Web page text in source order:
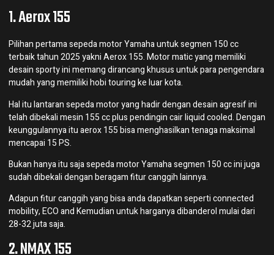
1. Aerox 155
Pilihan pertama sepeda motor Yamaha untuk segmen 150 cc
terbaik tahun 2025 yakni Aerox 155. Motor matic yang memiliki
desain sporty ini memang dirancang khusus untuk para pengendara
mudah yang memiliki hobi touring ke luar kota.
Hal itu lantaran sepeda motor yang hadir dengan desain agresif ini
telah dibekali mesin 155 cc plus pendingin cair liquid cooled. Dengan
keunggulannya itu aerox 155 bisa menghasilkan tenaga maksimal
mencapai 15 PS.
Bukan hanya itu saja sepeda motor Yamaha segmen 150 cc ini juga
sudah dibekali dengan beragam fitur canggih lainnya.
Adapun fitur canggih yang bisa anda dapatkan seperti connected
mobility, ECO and Kemudian untuk harganya dibanderol mulai dari
28-32 juta saja.
2. NMAX 155